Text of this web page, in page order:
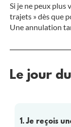
Si je ne peux plus
trajets » dès que
Une annulation
Le jour
1. Je reçois